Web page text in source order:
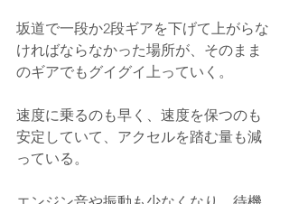
坂道で一段か2段ギアを下げて上がらな
ければならなかった場所が、そのまま
のギアでもグイグイ上っていく。
速度に乗るのも早く、速度を保つのも
安定していて、アクセルを踏む量も減
っている。